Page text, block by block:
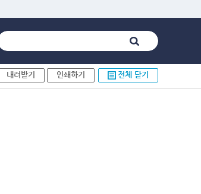
내려받기 인쇄하기 전체 닫기